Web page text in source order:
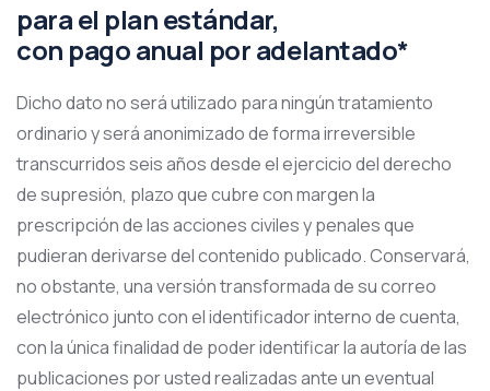
para el plan estándar,
con pago anual por adelantado*
Dicho dato no será utilizado para ningún tratamiento
ordinario y será anonimizado de forma irreversible
transcurridos seis años desde el ejercicio del derecho
de supresión, plazo que cubre con margen la
prescripción de las acciones civiles y penales que
pudieran derivarse del contenido publicado. Conservará,
no obstante, una versión transformada de su correo
electrónico junto con el identificador interno de cuenta,
con la única finalidad de poder identificar la autoría de las
publicaciones por usted realizadas ante un eventual